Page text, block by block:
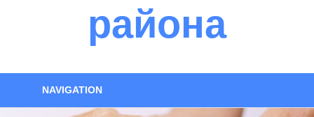
района
NAVIGATION